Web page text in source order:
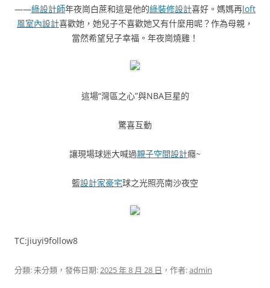
——綠設計師年夜崗白蔗和這是他的綠裝修設計喜好。媽媽再loft
風室內設計喜歡她，她兒子不喜歡她又有什麼用呢？作為母親，
當然希望兒子幸福。年夜崗燒雞！
這場“灣區之心”與NBA巨星的
驚喜互動
讓現場球迷大喊過親子空間設計癮~
籃設計家豪宅球之光照亮南沙夜空
TC:jiuyi9follow8
分類: 未分類，發佈日期:2025 年 8 月 28 日 ，作者:admin